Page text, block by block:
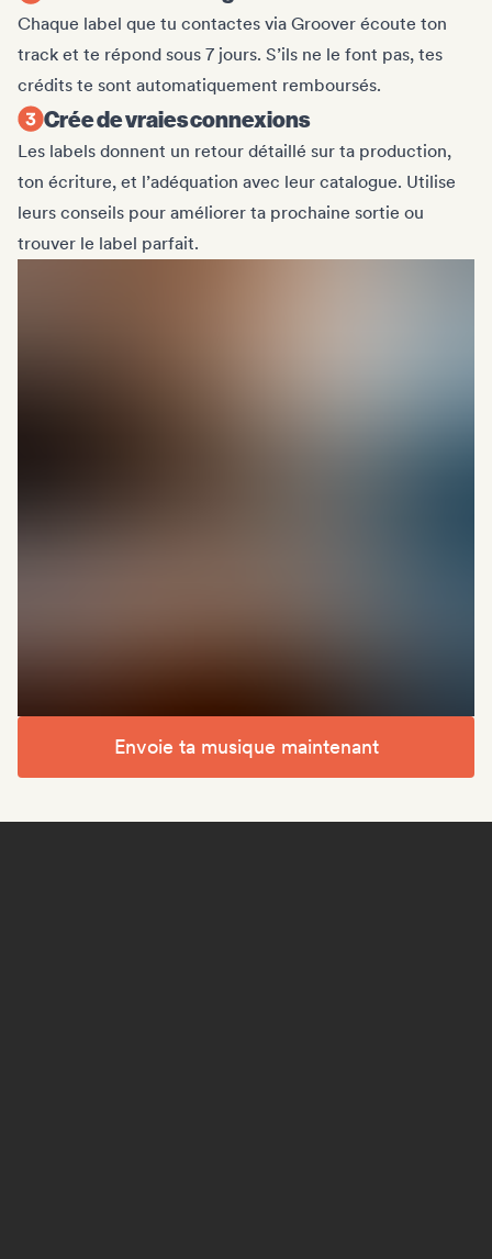
Chaque label que tu contactes via Groover écoute ton
track et te répond sous 7 jours. S’ils ne le font pas, tes
crédits te sont automatiquement remboursés.
Crée de vraies connexions
Les labels donnent un retour détaillé sur ta production,
ton écriture, et l’adéquation avec leur catalogue. Utilise
leurs conseils pour améliorer ta prochaine sortie ou
trouver le label parfait.
Envoie ta musique maintenant